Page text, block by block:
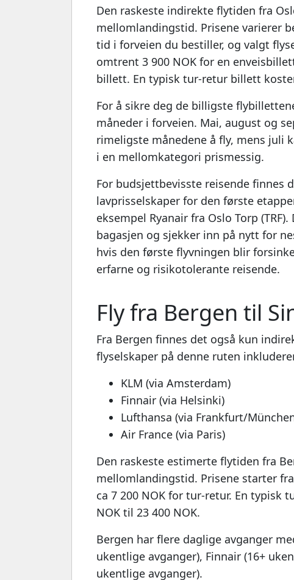
Den raskeste indirekte flytiden fra
mellomlandingstid. Prisene varierer
tid i forveien du bestiller, og valgt
omtrent 3 900 NOK for en
billett. En typisk tur-retur billett
For å sikre deg de billigste
måneder i forveien. Mai, august og
rimeligste månedene å fly, mens juli
i en mellomkategori prismessig.
For budsjettbevisste reisende finnes
lavprisselskaper for den første
eksempel Ryanair fra Oslo Torp
bagasjen og sjekker inn på nytt for
hvis den første flyvningen blir
erfarne og risikotolerante reisende.
Fly fra Bergen til
Fra Bergen finnes det også kun
flyselskaper på denne ruten
KLM (via Amsterdam)
Finnair (via Helsinki)
Lufthansa (via Frankfurt/
Air France (via Paris)
Den raskeste estimerte flytiden fra
mellomlandingstid. Prisene starter
ca 7 200 NOK for tur-retur. En
NOK til 23 400 NOK.
Bergen har flere daglige avganger
ukentlige avganger), Finnair (16+
ukentlige avganger).